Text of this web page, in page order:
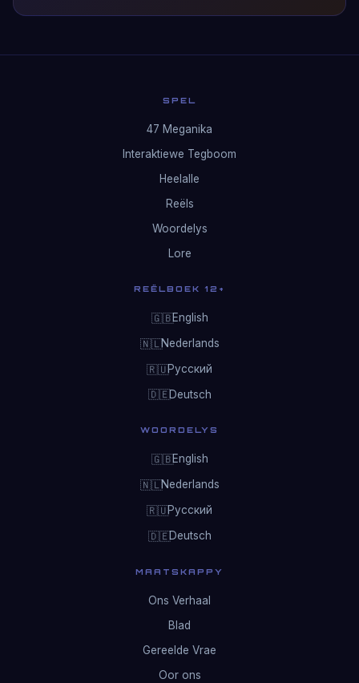
SPEL
47 Meganika
Interaktiewe Tegboom
Heelalle
Reëls
Woordelys
Lore
REËLBOEK 12+
🇬🇧English
🇳🇱Nederlands
🇷🇺Русский
🇩🇪Deutsch
WOORDELYS
🇬🇧English
🇳🇱Nederlands
🇷🇺Русский
🇩🇪Deutsch
MAATSKAPPY
Ons Verhaal
Blad
Gereelde Vrae
Oor ons